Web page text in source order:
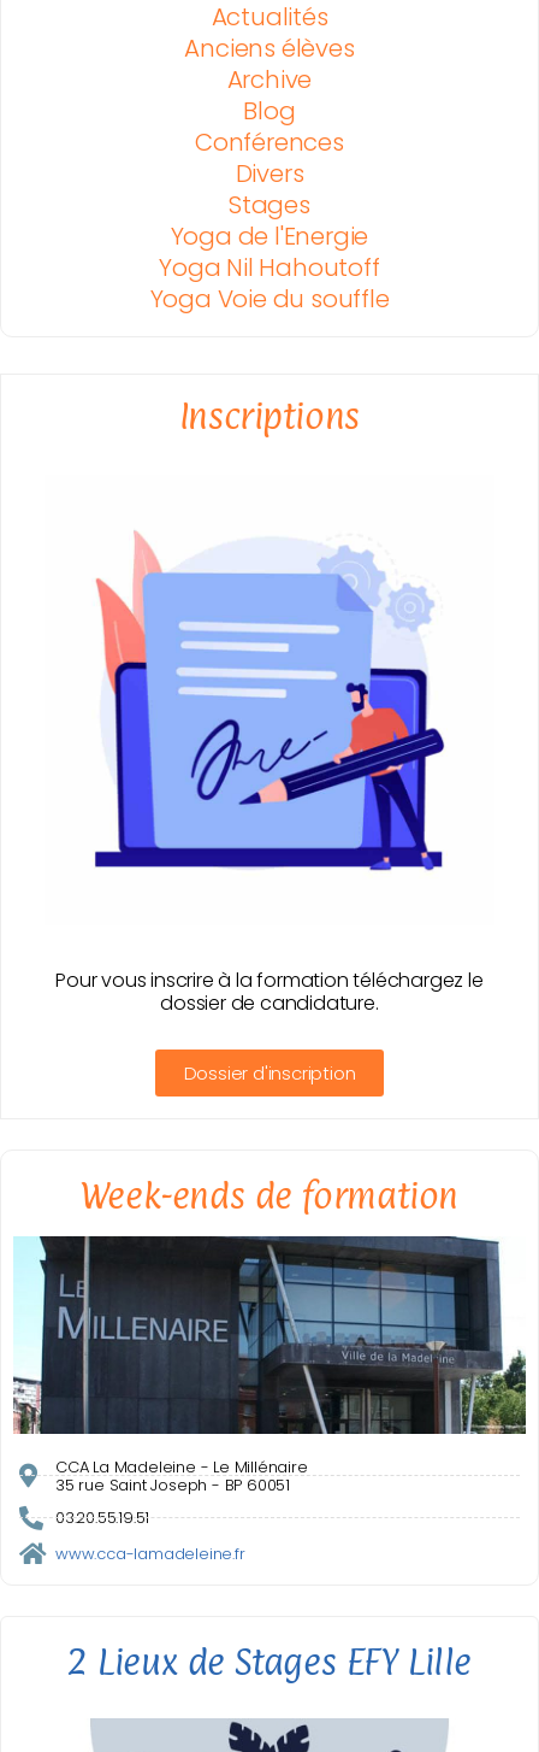
Actualités
Anciens élèves
Archive
Blog
Conférences
Divers
Stages
Yoga de l'Energie
Yoga Nil Hahoutoff
Yoga Voie du souffle
Inscriptions
Pour vous inscrire à la formation téléchargez le
dossier de candidature.
Dossier d'inscription
Week-ends de formation
CCA La Madeleine - Le Millénaire
35 rue Saint Joseph - BP 60051
03.20.55.19.51
www.cca-lamadeleine.fr
2 Lieux de Stages EFY Lille